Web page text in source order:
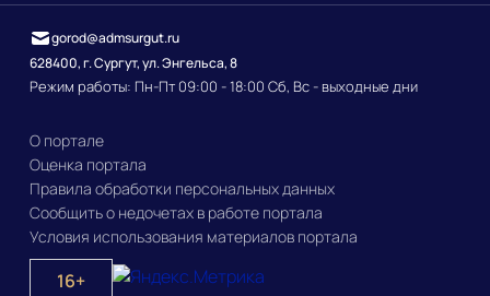
628400, г. Сургут, ул. Энгельса, 8
Режим работы: Пн-Пт 09:00 - 18:00 Сб, Вс - выходные дни
gorod@admsurgut.ru
О портале
Оценка портала
Правила обработки персональных данных
Сообщить о недочетах в работе портала
Условия использования материалов портала
16+